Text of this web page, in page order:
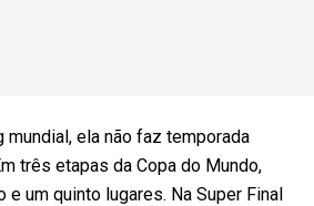
mundial, ela não faz temporada
três etapas da Copa do Mundo,
e um quinto lugares. Na Super Final